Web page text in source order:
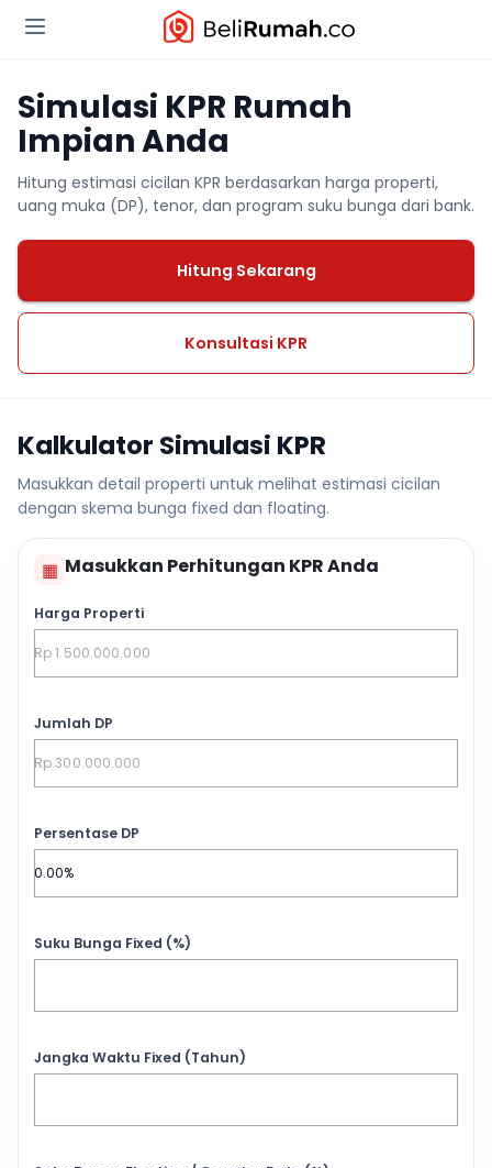
Simulasi KPR Rumah
Impian Anda
Hitung estimasi cicilan KPR berdasarkan harga properti,
uang muka (DP), tenor, dan program suku bunga dari bank.
Hitung Sekarang
Konsultasi KPR
Kalkulator Simulasi KPR
Masukkan detail properti untuk melihat estimasi cicilan
dengan skema bunga fixed dan floating.
▦ Masukkan Perhitungan KPR Anda
Harga Properti
Jumlah DP
Persentase DP
Suku Bunga Fixed (%)
Jangka Waktu Fixed (Tahun)